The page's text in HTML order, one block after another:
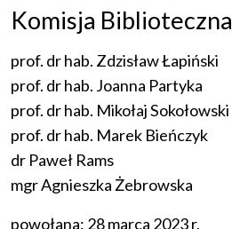
Komisja Biblioteczna
prof. dr hab. Zdzisław Łapiński
prof. dr hab. Joanna Partyka
prof. dr hab. Mikołaj Sokołowski
prof. dr hab. Marek Bieńczyk
dr Paweł Rams
mgr Agnieszka Żebrowska
powołana: 28 marca 2023 r.